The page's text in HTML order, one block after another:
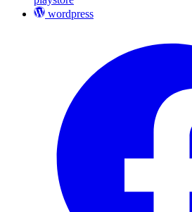
wordpress